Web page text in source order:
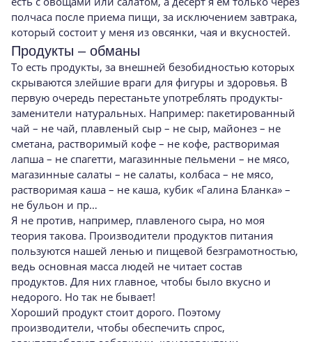
полчаса после приема пищи, за исключением завтрака,
который состоит у меня из овсянки, чая и вкусностей.
Продукты – обманы
То есть продукты, за внешней безобидностью которых
скрываются злейшие враги для фигуры и здоровья. В
первую очередь перестаньте употреблять продукты-
заменители натуральных. Например: пакетированный
чай – не чай, плавленый сыр – не сыр, майонез – не
сметана, растворимый кофе – не кофе, растворимая
лапша – не спагетти, магазинные пельмени – не мясо,
магазинные салаты – не салаты, колбаса – не мясо,
растворимая каша – не каша, кубик «Галина Бланка» –
не бульон и пр…
Я не против, например, плавленого сыра, но моя
теория такова. Производители продуктов питания
пользуются нашей ленью и пищевой безграмотностью,
ведь основная масса людей не читает состав
продуктов. Для них главное, чтобы было вкусно и
недорого. Но так не бывает!
Хороший продукт стоит дорого. Поэтому
производители, чтобы обеспечить спрос,